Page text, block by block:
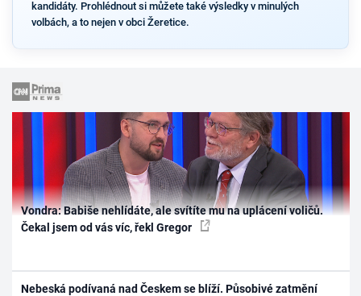
kandidáty. Prohlédnout si můžete také výsledky v minulých
volbách, a to nejen v obci Žeretice.
Vondra: Babiše nehlídáte, ale svítíte mu na uplácení voličů.
Čekal jsem od vás víc, řekl Gregor
Nebeská podívaná nad Českem se blíží. Působivé zatmění